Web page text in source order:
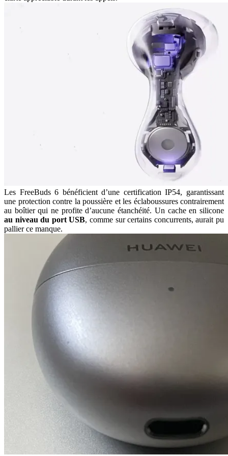
Les FreeBuds 6 bénéficient d’une certification IP54, garantissant
une protection contre la poussière et les éclaboussures contrairement
au boîtier qui ne profite d’aucune étanchéité. Un cache en silicone
au niveau du port USB, comme sur certains concurrents, aurait pu
pallier ce manque.